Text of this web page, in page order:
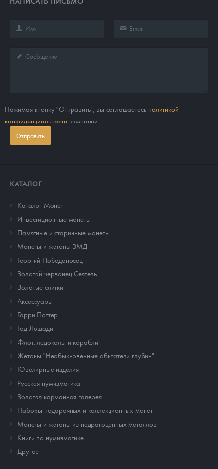
Нажимая кнопку "Отправить", вы соглашаетесь политикой
конфиденциальности компании.
Отправить
КАТАЛОГ
Каталог Монет
Инвестиционные монеты
Памятные и старинные монеты
Монеты и жетоны ЗМД
Георгий Победоносец
Золотой червонец Сеятель
Золотые слитки
Аксессуары
Гарри Поттер
Год Лошади
Флот: ледоколы и корабли
Жетоны "Необыкновенные обитатели глубин"
Ювелирные изделия
Русская нумизматика
Золотая карманная галерея
Наборы подарочных и коллекционных монет
Монеты и жетоны из недрагоценных металлов
Книги по нумизматике
Другое